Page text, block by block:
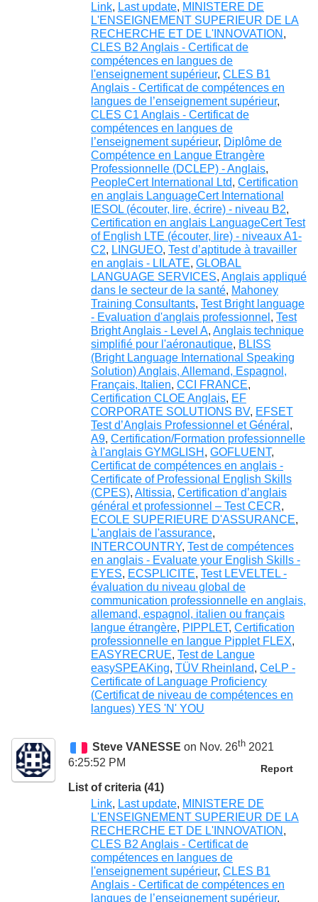
Link, Last update, MINISTERE DE
L'ENSEIGNEMENT SUPERIEUR DE LA
RECHERCHE ET DE L'INNOVATION ,
CLES B2 Anglais - Certificat de
compétences en langues de
l'enseignement supérieur, CLES B1
Anglais - Certificat de compétences en
langues de l’enseignement supérieur,
CLES C1 Anglais - Certificat de
compétences en langues de
l’enseignement supérieur, Diplôme de
Compétence en Langue Etrangère
Professionnelle (DCLEP) - Anglais,
PeopleCert International Ltd, Certification
en anglais LanguageCert International
IESOL (écouter, lire, écrire) - niveau B2,
Certification en anglais LanguageCert Test
of English LTE (écouter, lire) - niveaux A1-
C2, LINGUEO, Test d’aptitude à travailler
en anglais - LILATE, GLOBAL
LANGUAGE SERVICES, Anglais appliqué
dans le secteur de la santé, Mahoney
Training Consultants, Test Bright language
- Evaluation d'anglais professionnel , Test
Bright Anglais - Level A, Anglais technique
simplifié pour l'aéronautique, BLISS
(Bright Language International Speaking
Solution) Anglais, Allemand, Espagnol,
Français, Italien, CCI FRANCE,
Certification CLOE Anglais, EF
CORPORATE SOLUTIONS BV, EFSET
Test d’Anglais Professionnel et Général ,
A9, Certification/Formation professionnelle
à l'anglais GYMGLISH , GOFLUENT,
Certificat de compétences en anglais -
Certificate of Professional English Skills
(CPES), Altissia, Certification d’anglais
général et professionnel – Test CECR,
ECOLE SUPERIEURE D'ASSURANCE,
L'anglais de l'assurance,
INTERCOUNTRY, Test de compétences
en anglais - Evaluate your English Skills -
EYES, ECSPLICITE, Test LEVELTEL -
évaluation du niveau global de
communication professionnelle en anglais,
allemand, espagnol, italien ou français
langue étrangère, PIPPLET, Certification
professionnelle en langue Pipplet FLEX,
EASYRECRUE, Test de Langue
easySPEAKing, TÜV Rheinland, CeLP -
Certificate of Language Proficiency
(Certificat de niveau de compétences en
langues) YES 'N' YOU
Steve VANESSE on Nov. 26th 2021
6:25:52 PM
Report
List of criteria (41)
Link, Last update, MINISTERE DE
L'ENSEIGNEMENT SUPERIEUR DE LA
RECHERCHE ET DE L'INNOVATION ,
CLES B2 Anglais - Certificat de
compétences en langues de
l'enseignement supérieur, CLES B1
Anglais - Certificat de compétences en
langues de l’enseignement supérieur,